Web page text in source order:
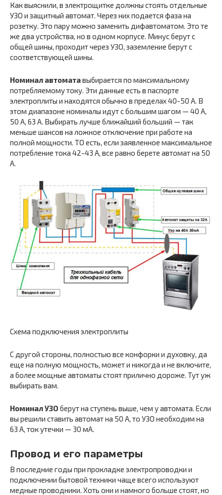
Как выяснили, в электрощитке должны стоять отдельные
УЗО и защитный автомат. Через них подается фаза на
розетку. Это пару можно заменить дифавтоматом. Это те
же два устройства, но в одном корпусе. Минус берут с
общей шины, проходит через УЗО, заземление берут с
соответствующей шины.
Номинал автоматавыбирается по максимальному
потребляемому току. Эти данные есть в паспорте
электроплиты и находятся обычно в пределах 40-50 А. В
этом диапазоне номиналы идут с большим шагом — 40 А,
50 А, 63 А. Выбирать лучше ближайший больший — так
меньше шансов на ложное отключение при работе на
полной мощности. ТО есть, если заявленное максимальное
потребление тока 42-43 А, все равно берете автомат на 50
А.
Схема подключения электроплиты
С другой стороны, полностью все конфорки и духовку, да
еще на полную мощность, может и никогда и не включите,
а более мощные автоматы стоят прилично дороже. Тут уж
выбирать вам.
Номинал УЗО берут на ступень выше, чем у автомата. Если
вы решили ставить автомат на 50 А, то УЗО необходим на
63 А, ток утечки — 30 мА.
Провод и его параметры
В последние годы при прокладке электропроводки и
подключении бытовой техники чаще всего используют
медные проводники. Хоть они и намного больше стоят, но